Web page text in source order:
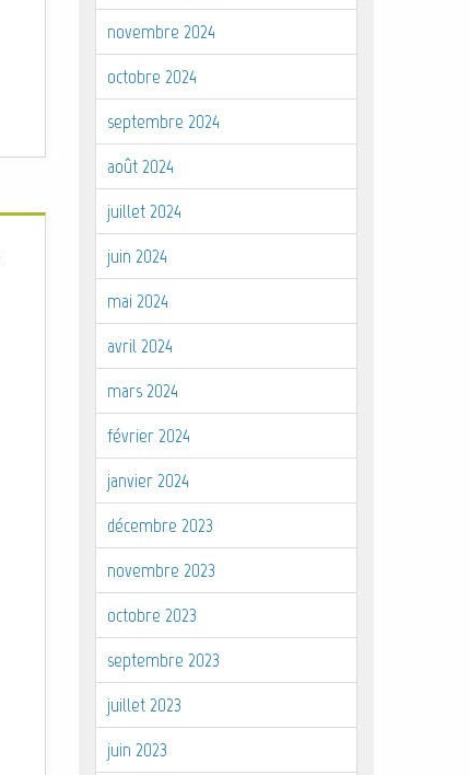
novembre 2024
octobre 2024
septembre 2024
août 2024
juillet 2024
juin 2024
mai 2024
avril 2024
mars 2024
février 2024
janvier 2024
décembre 2023
novembre 2023
octobre 2023
septembre 2023
juillet 2023
juin 2023